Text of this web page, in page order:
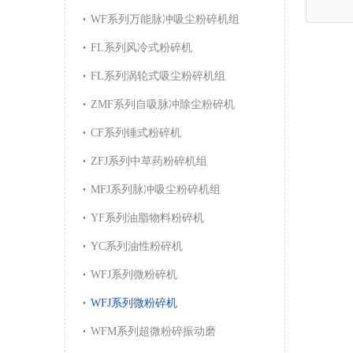
WF系列万能脉冲吸尘粉碎机组
FL系列风冷式粉碎机
FL系列涡轮式吸尘粉碎机组
ZMF系列自吸脉冲除尘粉碎机
CF系列锤式粉碎机
ZFJ系列中草药粉碎机组
MFJ系列脉冲吸尘粉碎机组
YF系列油脂物料粉碎机
YC系列油性粉碎机
WFJ系列微粉碎机
WFJ系列微粉碎机
WFM系列超微粉碎振动磨